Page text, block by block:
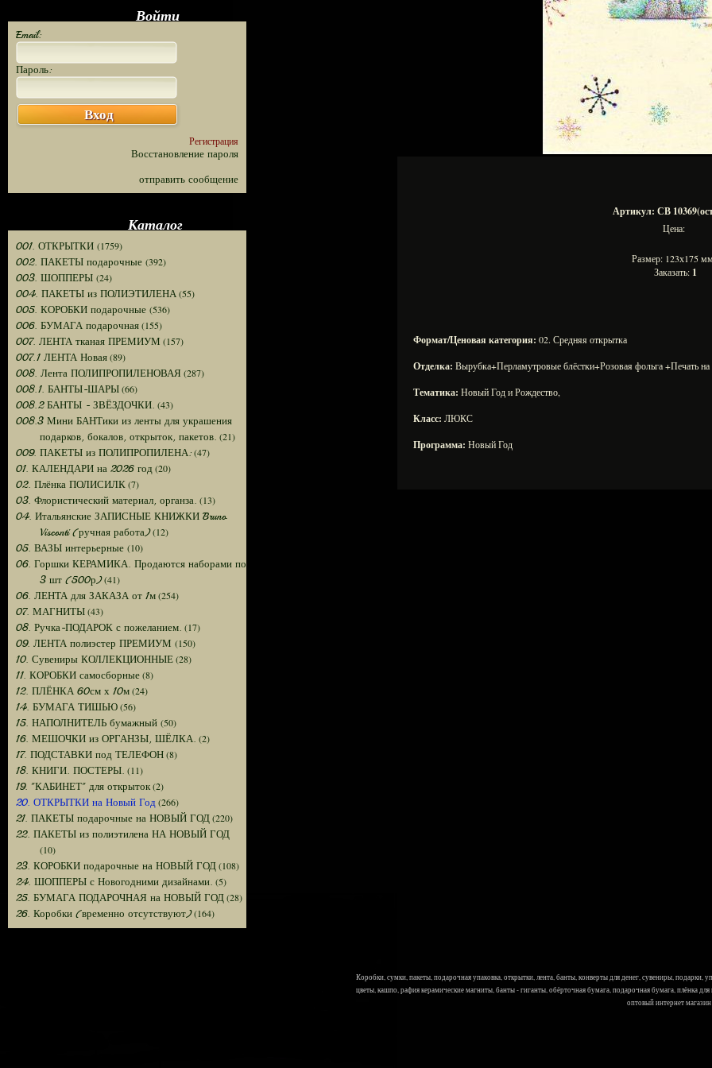
Войти
Email:
Пароль:
Вход
Регистрация
Восстановление пароля
отправить сообщение
Каталог
001. ОТКРЫТКИ (1759)
002. ПАКЕТЫ подарочные (392)
003. ШОППЕРЫ (24)
004. ПАКЕТЫ из ПОЛИЭТИЛЕНА(55)
005. КОРОБКИ подарочные (536)
006. БУМАГА подарочная(155)
007. ЛЕНТА тканая ПРЕМИУМ (157)
007.1 ЛЕНТА Новая(89)
008. Лента ПОЛИПРОПИЛЕНОВАЯ (287)
008.1. БАНТЫ-ШАРЫ(66)
008.2 БАНТЫ - ЗВЁЗДОЧКИ. (43)
008.3 Мини БАНТики из ленты для украшения
подарков, бокалов, открыток, пакетов. (21)
009. ПАКЕТЫ из ПОЛИПРОПИЛЕНА:(47)
01. КАЛЕНДАРИ на 2026 год (20)
02. Плёнка ПОЛИСИЛК(7)
03. Флористический материал, органза. (13)
04. Итальянские ЗАПИСНЫЕ КНИЖКИ Bruno
Visconti (ручная работа)(12)
05. ВАЗЫ интерьерные (10)
06. Горшки КЕРАМИКА. Продаются наборами по
3 шт (500р)(41)
06. ЛЕНТА для ЗАКАЗА от 1м(254)
07. МАГНИТЫ(43)
08. Ручка-ПОДАРОК с пожеланием. (17)
09. ЛЕНТА полиэстер ПРЕМИУМ (150)
10. Сувениры КОЛЛЕКЦИОННЫЕ(28)
11. КОРОБКИ самосборные(8)
12. ПЛЁНКА 60см х 10м(24)
14. БУМАГА ТИШЬЮ(56)
15. НАПОЛНИТЕЛЬ бумажный (50)
16. МЕШОЧКИ из ОРГАНЗЫ, ШЁЛКА. (2)
17. ПОДСТАВКИ под ТЕЛЕФОН(8)
18. КНИГИ. ПОСТЕРЫ. (11)
19. "КАБИНЕТ" для открыток(2)
20. ОТКРЫТКИ на Новый Год (266)
21. ПАКЕТЫ подарочные на НОВЫЙ ГОД(220)
22. ПАКЕТЫ из полиэтилена НА НОВЫЙ ГОД
(10)
23. КОРОБКИ подарочные на НОВЫЙ ГОД(108)
24. ШОППЕРЫ с Новогодними дизайнами. (5)
25. БУМАГА ПОДАРОЧНАЯ на НОВЫЙ ГОД(28)
26. Коробки (временно отсутствуют)(164)
Артикул: СВ
Цена:
Размер: 123х175
Заказать: 1
Формат/Ценовая категория: 02. Средняя открытка
Отделка: Вырубка+Перламутровые блёстки+Розовая фольга +Печать на
Тематика: Новый Год и Рождество,
Класс: ЛЮКС
Программа: Новый Год
Коробки, сумки, пакеты, подарочная упаковка, открытки, лента, банты, конверты для денег, сувениры,
цветы, кашпо, рафия керамические магниты, банты - гиганты, обёрточная бумага, подарочная бумага, плёнка
оптовый интернет